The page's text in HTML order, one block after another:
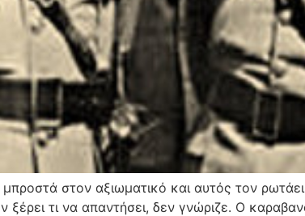
στον αξιωματικό και αυτός τον ρωτάει:
τι να απαντήσει, δεν γνώριζε. Ο